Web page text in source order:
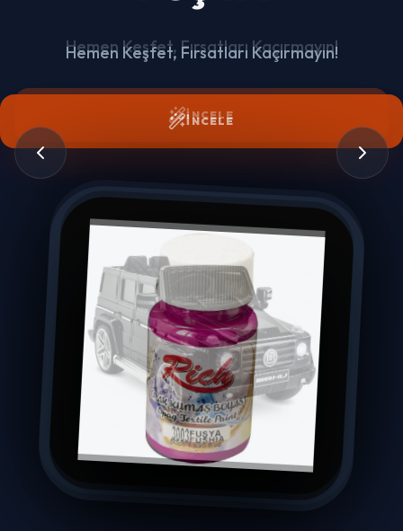
İNCELE